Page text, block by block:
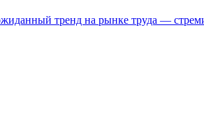
тренд на рынке труда —